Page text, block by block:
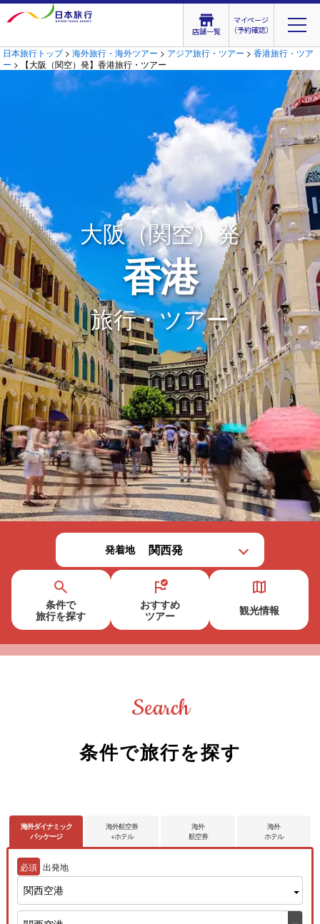
店舗一覧
マイページ
（予約確認）
日本旅行トップ>海外旅行・海外ツアー > アジア旅行・ツアー >香港旅行・ツア
ー > 【大阪（関空）発】香港旅行・ツアー
大阪（関空）発
香港
旅行・ツアー
発着地
条件で
旅行を探す
おすすめ
ツアー
観光情報
Search
条件で旅行を探す
海外ダイナミック
パッケージ
海外航空券
+ホテル
海外
航空券
海外
ホテル
必須 出発地
関西空港